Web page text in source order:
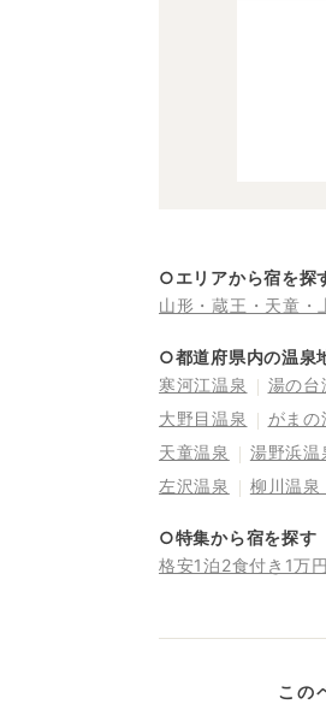
○エリアから宿を探
山形・蔵王・天童・
○都道府県内の温泉
寒河江温泉
湯の台
大野目温泉
がまの
天童温泉
湯野浜温
左沢温泉
柳川温泉
○特集から宿を探す
格安1泊2食付き1万
この